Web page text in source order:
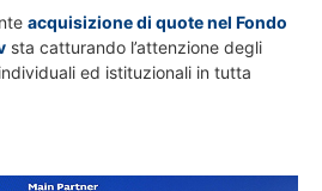
acquisizione di quote nel Fondo
sta catturando l’attenzione degli
ed istituzionali in tutta